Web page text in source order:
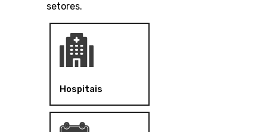
setores.
Hospitais